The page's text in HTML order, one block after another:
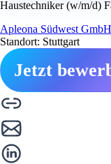
Haustechniker (w/m/d)
Apleona Südwest GmbH
Standort: Stuttgart
Jetzt